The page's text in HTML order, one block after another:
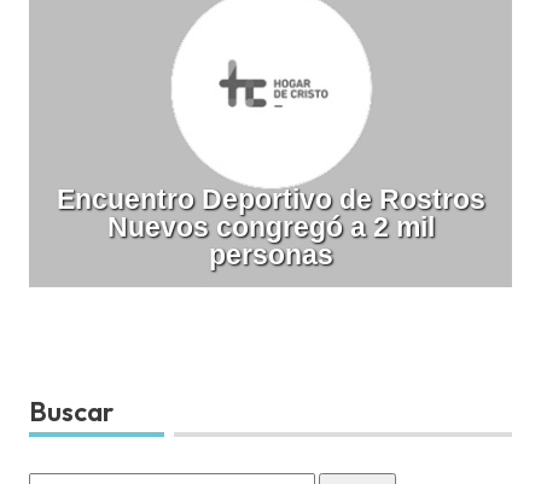
Encuentro Deportivo de Rostros
Nuevos congregó a 2 mil
personas
Buscar